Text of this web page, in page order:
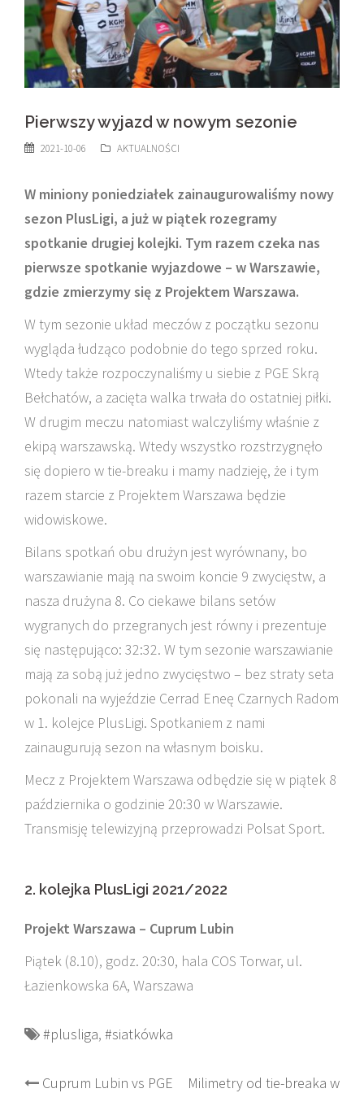
Pierwszy wyjazd w nowym sezonie
2021-10-06 AKTUALNOŚCI
W miniony poniedziałek zainaugurowaliśmy nowy
sezon PlusLigi, a już w piątek rozegramy
spotkanie drugiej kolejki. Tym razem czeka nas
pierwsze spotkanie wyjazdowe – w Warszawie,
gdzie zmierzymy się z Projektem Warszawa.
W tym sezonie układ meczów z początku sezonu
wygląda łudząco podobnie do tego sprzed roku.
Wtedy także rozpoczynaliśmy u siebie z PGE Skrą
Bełchatów, a zacięta walka trwała do ostatniej piłki.
W drugim meczu natomiast walczyliśmy właśnie z
ekipą warszawską. Wtedy wszystko rozstrzygnęło
się dopiero w tie-breaku i mamy nadzieję, że i tym
razem starcie z Projektem Warszawa będzie
widowiskowe.
Bilans spotkań obu drużyn jest wyrównany, bo
warszawianie mają na swoim koncie 9 zwycięstw, a
nasza drużyna 8. Co ciekawe bilans setów
wygranych do przegranych jest równy i prezentuje
się następująco: 32:32. W tym sezonie warszawianie
mają za sobą już jedno zwycięstwo – bez straty seta
pokonali na wyjeździe Cerrad Eneę Czarnych Radom
w 1. kolejce PlusLigi. Spotkaniem z nami
zainaugurują sezon na własnym boisku.
Mecz z Projektem Warszawa odbędzie się w piątek 8
października o godzinie 20:30 w Warszawie.
Transmisję telewizyjną przeprowadzi Polsat Sport.
2. kolejka PlusLigi 2021/2022
Projekt Warszawa – Cuprum Lubin
Piątek (8.10), godz. 20:30, hala COS Torwar, ul.
Łazienkowska 6A, Warszawa
#plusliga, #siatkówka
Post
Cuprum Lubin vs PGE Milimetry od tie-breaka w